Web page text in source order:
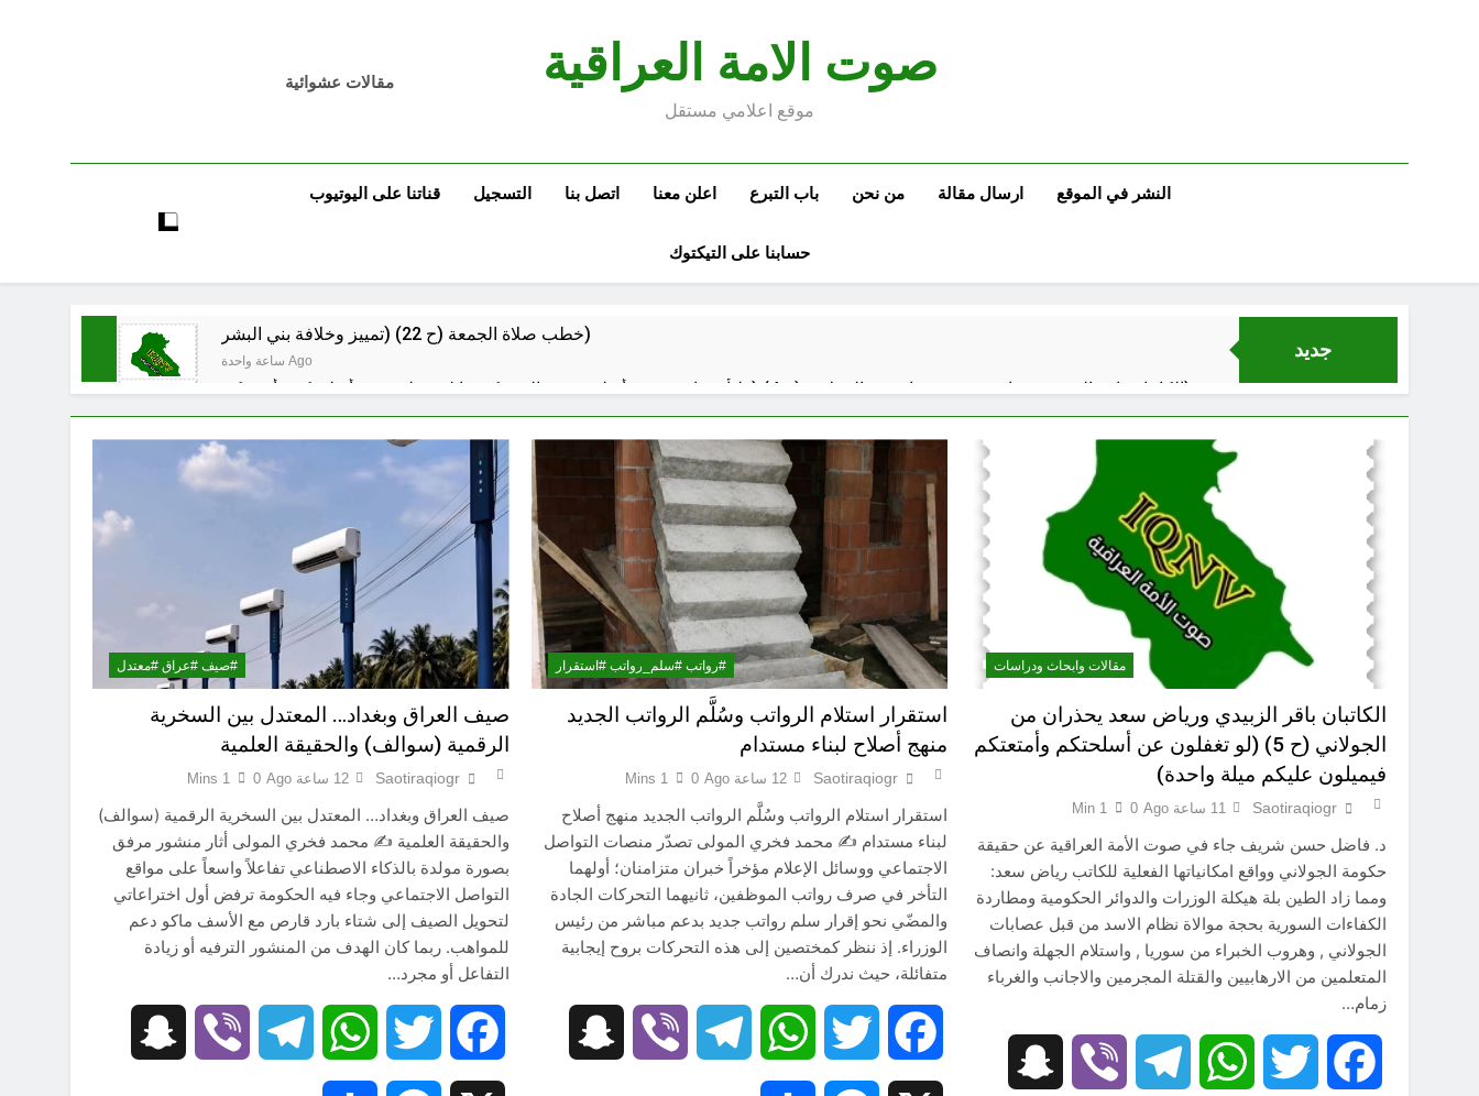
صوت الامة العراقية
موقع اعلامي مستقل
مقالات عشوائية
النشر في الموقع ارسال مقالة من نحن باب التبرع اعلن معنا اتصل بنا التسجيل قناتنا على اليوتيوب
حسابنا على التيكتوك
جديد
خطب صلاة الجمعة (ح 22) (تمييز وخلافة بني البشر)
ساعة واحدة Ago
الكاتبان باقر الزبيدي ورياض سعد يحذران من الجولاني (ح 4) (وليأخذوا حذرهم وأسلحتهم ود الذين كفروا لو تغفلون عن أسلحتكم وأمتعتكم)
ساعة واحدة Ago
مقترح داعية الميدان للتعريف بتعاليم وأحكام الشرائع والأديان
اشهر لوحة عالمية للموت / راي الفلسفة التجريدية للانسان أوصلهم للانتصار وسيوصلهم للانهيار
6 ساعات Ago
الانتحار / راي الفلسفة التجريدية للانسان
7 ساعات Ago
اتفاقية مكة للدفاع المشترك: الخفايا النووية والتكنولوجية غير المعلنة… نحو هندسة ردع جديدة في الشرق الأوسط ؟
10 ساعات Ago
خطب صلاة الجمعة (ح 26) (مفهوم أسماء الله الحسنى)
11 ساعة Ago
مقالات وابحاث ودراسات
الكاتبان باقر الزبيدي ورياض سعد يحذران من
الجولاني (ح 5) (لو تغفلون عن أسلحتكم وأمتعتكم
فيميلون عليكم ميلة واحدة)
Saotiraqiogr 11 ساعة Ago 0
1 Min
د. فاضل حسن شريف جاء في صوت الأمة العراقية عن حقيقة
حكومة الجولاني وواقع امكانياتها الفعلية للكاتب رياض سعد:
ومما زاد الطين بلة هيكلة الوزرات والدوائر الحكومية ومطاردة
الكفاءات السورية بحجة موالاة نظام الاسد من قبل عصابات
الجولاني , وهروب الخبراء من سوريا , واستلام الجهلة وانصاف
المتعلمين من الارهابيين والقتلة المجرمين والاجانب والغرباء
زمام…
Facebook
Twitter
WhatsApp
Telegram
Viber
Snapchat
#رواتب #سلم_رواتب #استقرار
استقرار استلام الرواتب وسُلَّم الرواتب الجديد
منهج أصلاح لبناء مستدام
Saotiraqiogr 12 ساعة Ago 0
1 Mins
استقرار استلام الرواتب وسُلَّم الرواتب الجديد منهج أصلاح
لبناء مستدام ✍️ محمد فخري المولى تصدّر منصات التواصل
الاجتماعي ووسائل الإعلام مؤخراً خبران متزامنان؛ أولهما
التأخر في صرف رواتب الموظفين، ثانيهما التحركات الجادة
والمضّي نحو إقرار سلم رواتب جديد بدعم مباشر من رئيس
الوزراء. إذ ننظر كمختصين إلى هذه التحركات بروح إيجابية
متفائلة، حيث ندرك أن…
Facebook
Twitter
WhatsApp
Telegram
Viber
Snapchat
#صيف #عراق #معتدل
صيف العراق وبغداد… المعتدل بين السخرية
الرقمية (سوالف) والحقيقة العلمية
Saotiraqiogr 12 ساعة Ago 0
1 Mins
صيف العراق وبغداد… المعتدل بين السخرية الرقمية (سوالف)
والحقيقة العلمية ✍️ محمد فخري المولى أثار منشور مرفق
بصورة مولدة بالذكاء الاصطناعي تفاعلاً واسعاً على مواقع
التواصل الاجتماعي وجاء فيه الحكومة ترفض أول اختراعاتي
لتحويل الصيف إلى شتاء بارد قارص مع الأسف ماكو دعم
للمواهب. ربما كان الهدف من المنشور الترفيه أو زيادة
التفاعل أو مجرد…
Facebook
Twitter
WhatsApp
Telegram
Viber